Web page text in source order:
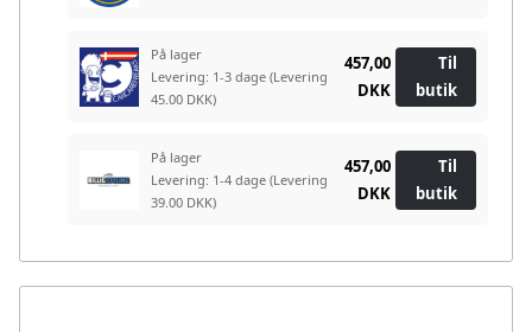
På lager
Levering: 1-3 dage (Levering
45.00 DKK)
457,00
DKK
Til
butik
På lager
Levering: 1-4 dage (Levering
39.00 DKK)
457,00
DKK
Til
butik